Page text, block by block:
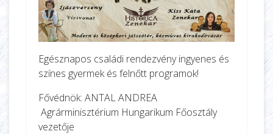
Egésznapos családi rendezvény ingyenes és
színes gyermek és felnőtt programok!
Fővédnök: ANTAL ANDREA
Agrárminisztérium Hungarikum Főosztály
vezetője